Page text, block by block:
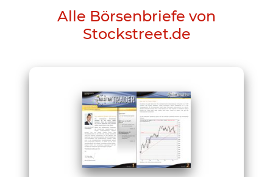
Alle Börsenbriefe von
Stockstreet.de